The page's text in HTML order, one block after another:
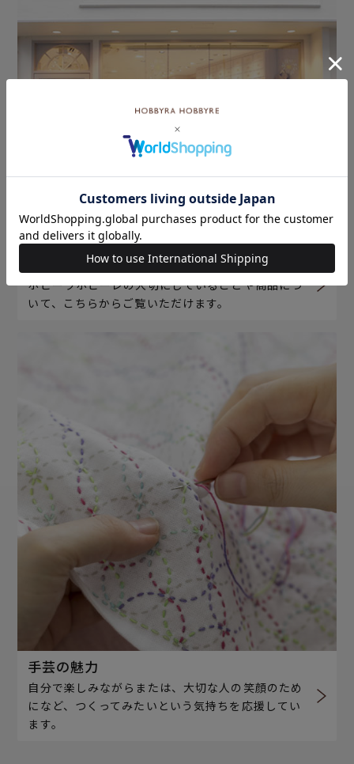
ホビーラホビーレについて
ホビーラホビーレの大切にしていることや商品につ
いて、こちらからご覧いただけます。
手芸の魅力
自分で楽しみながらまたは、大切な人の笑顔のため
になど、つくってみたいという気持ちを応援してい
ます。